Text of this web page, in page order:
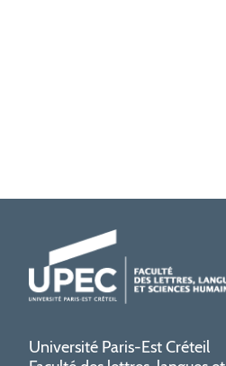
Université Paris-Est Créteil